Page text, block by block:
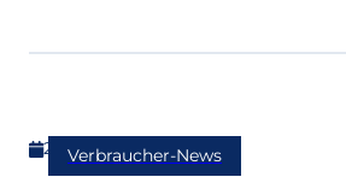
Verbraucher-News
21.05.2026